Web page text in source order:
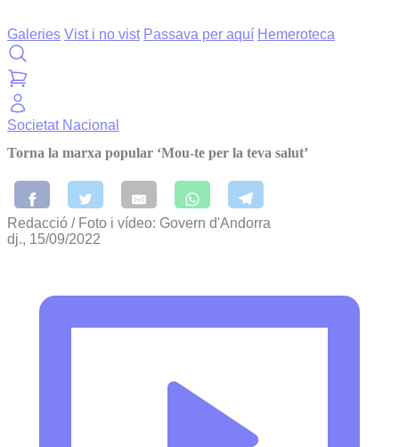
Galeries Vist i no vist Passava per aquí Hemeroteca
Societat Nacional
Torna la marxa popular ‘Mou-te per la teva salut’
Redacció / Foto i vídeo: Govern d'Andorra
dj., 15/09/2022